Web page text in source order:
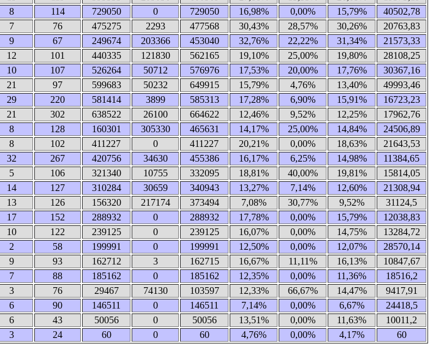
8 114 729050 0 729050 16,98% 0,00% 15,79%
40502,78
7 76 475275 2293 477568 30,43% 28,57% 30,26%
20763,83
9 67 249674 203366 453040 32,76% 22,22% 31,34%
21573,33
12 101 440335 121830 562165 19,10% 25,00% 19,80%
28108,25
10 107 526264 50712 576976 17,53% 20,00% 17,76%
30367,16
21 97 599683 50232 649915 15,79% 4,76% 13,40%
49993,46
29 220 581414 3899 585313 17,28% 6,90% 15,91%
16723,23
21 302 638522 26100 664622 12,46% 9,52% 12,25%
17962,76
8 128 160301 305330 465631 14,17% 25,00% 14,84%
24506,89
8 102 411227 0 411227 20,21% 0,00% 18,63%
21643,53
32 267 420756 34630 455386 16,17% 6,25% 14,98%
11384,65
5 106 321340 10755 332095 18,81% 40,00% 19,81%
15814,05
14 127 310284 30659 340943 13,27% 7,14% 12,60%
21308,94
13 126 156320 217174 373494 7,08% 30,77% 9,52%
31124,5
17 152 288932 0 288932 17,78% 0,00% 15,79%
12038,83
10 122 239125 0 239125 16,07% 0,00% 14,75%
13284,72
2 58 199991 0 199991 12,50% 0,00% 12,07%
28570,14
9 93 162712 3 162715 16,67% 11,11% 16,13%
10847,67
7 88 185162 0 185162 12,35% 0,00% 11,36%
18516,2
3 76 29467 74130 103597 12,33% 66,67% 14,47%
9417,91
6 90 146511 0 146511 7,14% 0,00% 6,67%
24418,5
6 43 50056 0 50056 13,51% 0,00% 11,63%
10011,2
3 24 60 0 60 4,76% 0,00% 4,17% 60